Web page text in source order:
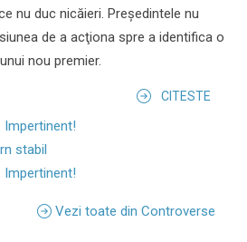
nu duc nicăieri. Preşedintele nu
de a acţiona spre a identifica o
nou premier.
CITESTE
Impertinent!
stabil
Impertinent!
Vezi toate din Controverse